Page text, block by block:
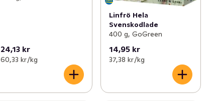
24,13 kr
60,33 kr /kg
Linfrö Hela
Svenskodlade
400 g, GoGreen
14,95 kr
37,38 kr /kg